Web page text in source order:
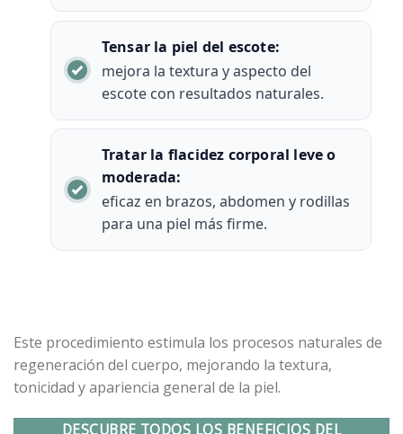
Tensar la piel del escote:
mejora la textura y aspecto del
escote con resultados naturales.
Tratar la flacidez corporal leve o
moderada:
eficaz en brazos, abdomen y rodillas
para una piel más firme.
Este procedimiento estimula los procesos naturales de
regeneración del cuerpo, mejorando la textura,
tonicidad y apariencia general de la piel.
DESCUBRE TODOS LOS BENEFICIOS DEL